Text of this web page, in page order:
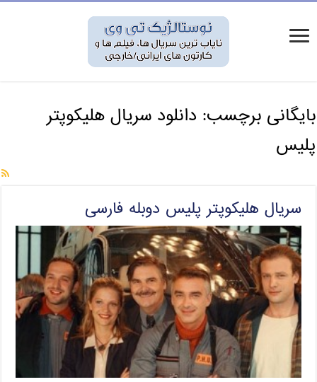
بایگانی برچسب: دانلود سریال هلیکوپتر
پلیس
سریال هلیکوپتر پلیس دوبله فارسی